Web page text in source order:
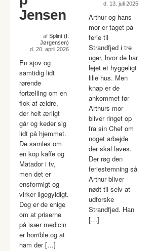
Jensen
af Splint (I.
Jørgensen)
d. 20. april 2026
En sjov og
samtidig lidt
rørende
fortælling om en
flok af ældre,
der helt ærligt
går og keder sig
lidt på hjemmet.
De samles om
en kop kaffe og
Matador i tv,
men det er
ensformigt og
virker ligegyldigt.
Dog er de enige
om at priserne
på især medicin
er horrible og at
ham der […]
d. 13. juli 2025
Arthur og hans
mor er taget på
ferie til
Strandfjed i tre
uger, hvor de har
lejet et hyggeligt
lille hus. Men
knap er de
ankommet før
Arthurs mor
bliver ringet op
fra sin Chef om
noget arbejde
der skal laves.
Der røg den
feriestemning så
Arthur bliver
nødt til selv at
udforske
Strandfjed. Han
[…]